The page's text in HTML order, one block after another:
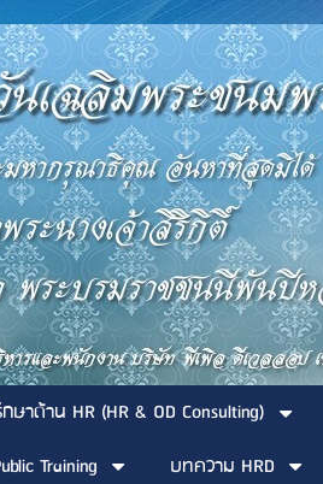
ษาด้าน HR (HR & OD Consulting)
Training บทความ HRD